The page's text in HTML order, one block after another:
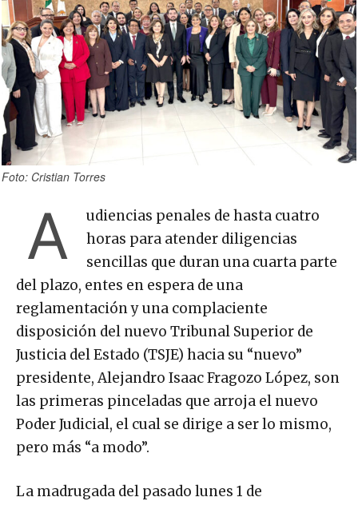
Foto: Cristian Torres
A
udiencias penales de hasta cuatro
horas para atender diligencias
sencillas que duran una cuarta parte
del plazo, entes en espera de una
reglamentación y una complaciente
disposición del nuevo Tribunal Superior de
Justicia del Estado (TSJE) hacia su “nuevo”
presidente, Alejandro Isaac Fragozo López, son
las primeras pinceladas que arroja el nuevo
Poder Judicial, el cual se dirige a ser lo mismo,
pero más “a modo”.
La madrugada del pasado lunes 1 de